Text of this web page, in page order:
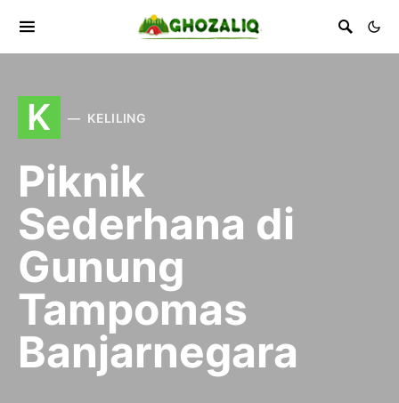
K KELILING
Piknik
Sederhana di
Gunung
Tampomas
Banjarnegara